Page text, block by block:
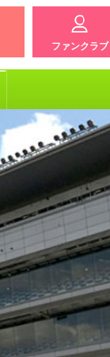
ファンクラブ